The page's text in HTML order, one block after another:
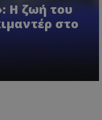
Η ζωή του
στο